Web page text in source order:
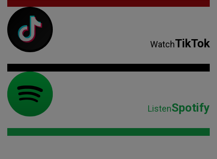
WatchTikTok
ListenSpotify